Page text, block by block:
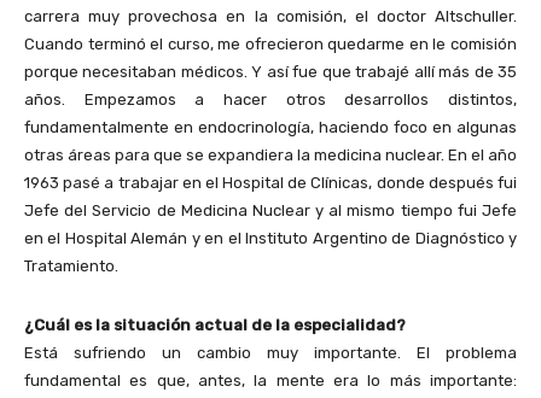
carrera muy provechosa en la comisión, el doctor Altschuller.
Cuando terminó el curso, me ofrecieron quedarme en le comisión
porque necesitaban médicos. Y así fue que trabajé allí más de 35
años. Empezamos a hacer otros desarrollos distintos,
fundamentalmente en endocrinología, haciendo foco en algunas
otras áreas para que se expandiera la medicina nuclear. En el año
1963 pasé a trabajar en el Hospital de Clínicas, donde después fui
Jefe del Servicio de Medicina Nuclear y al mismo tiempo fui Jefe
en el Hospital Alemán y en el Instituto Argentino de Diagnóstico y
Tratamiento.
¿Cuál es la situación actual de la especialidad?
Está sufriendo un cambio muy importante. El problema
fundamental es que, antes, la mente era lo más importante: